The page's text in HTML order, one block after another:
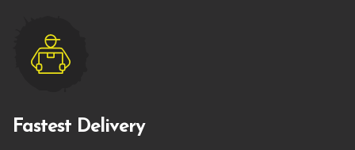
Fastest Delivery